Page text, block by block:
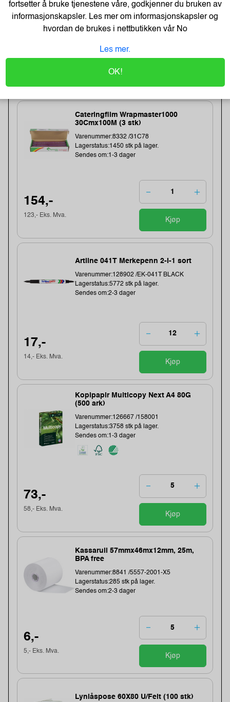
Lagerstatus:1411 stk på lager.
Sendes om:2-3 dager
20,-
Cateringfilm Wrapmaster1000
30Cmx100M (3 stk)
Varenummer:8332 /31C78
Lagerstatus:1450 stk på lager.
Sendes om:1-3 dager
154,-
123,- Eks. Mva.
Kjøp
Artline 041T Merkepenn 2-i-1 sort
Varenummer:128902 /EK-041T BLACK
Lagerstatus:5772 stk på lager.
Sendes om:2-3 dager
17,-
14,- Eks. Mva.
Kjøp
Kopipapir Multicopy Next A4 80G
(500 ark)
Varenummer:126667 /158001
Lagerstatus:3758 stk på lager.
Sendes om:1-3 dager
73,-
58,- Eks. Mva.
Kjøp
Kassarull 57mmx46mx12mm, 25m,
BPA free
Varenummer:8841 /5557-2001-X5
Lagerstatus:285 stk på lager.
Sendes om:2-3 dager
6,-
5,- Eks. Mva.
Kjøp
Lynlåspose 60X80 U/Felt (100 stk)
fortsetter å bruke tjenestene våre, godkjenner du bruken av
informasjonskapsler. Les mer om informasjonskapsler og
hvordan de brukes i nettbutikken vårNo
Les mer.
OK!